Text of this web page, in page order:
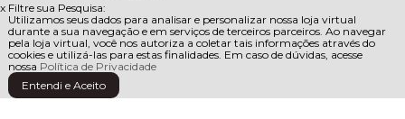
x Filtre sua Pesquisa:
Utilizamos seus dados para analisar e personalizar nossa loja virtual
durante a sua navegação e em serviços de terceiros parceiros. Ao navegar
pela loja virtual, você nos autoriza a coletar tais informações através do
cookies e utilizá-las para estas finalidades. Em caso de dúvidas, acesse
nossa Política de Privacidade
Entendi e Aceito